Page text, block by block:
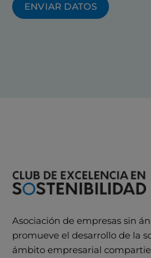
ENVIAR DATOS
Asociación de empresas sin
promueve el desarrollo de la
ámbito empresarial